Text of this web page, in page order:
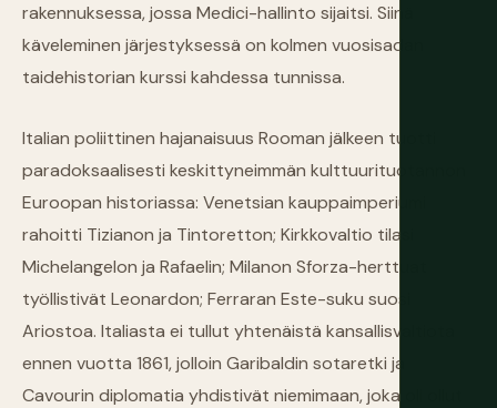
rakennuksessa, jossa Medici-hallinto sijaitsi. Siinä
käveleminen järjestyksessä on kolmen vuosisadan
taidehistorian kurssi kahdessa tunnissa.
Italian poliittinen hajanaisuus Rooman jälkeen tuotti
paradoksaalisesti keskittyneimmän kulttuurituotannon
Euroopan historiassa: Venetsian kauppaimperiumi
rahoitti Tizianon ja Tintoretton; Kirkkovaltio tilasi
Michelangelon ja Rafaelin; Milanon Sforza-herttuat
työllistivät Leonardon; Ferraran Este-suku suosi
Ariostoa. Italiasta ei tullut yhtenäistä kansallisvaltiota
ennen vuotta 1861, jolloin Garibaldin sotaretki ja
Cavourin diplomatia yhdistivät niemimaan, joka oli ollut